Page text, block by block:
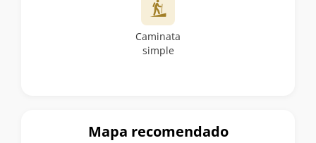
Caminata
simple
Mapa recomendado